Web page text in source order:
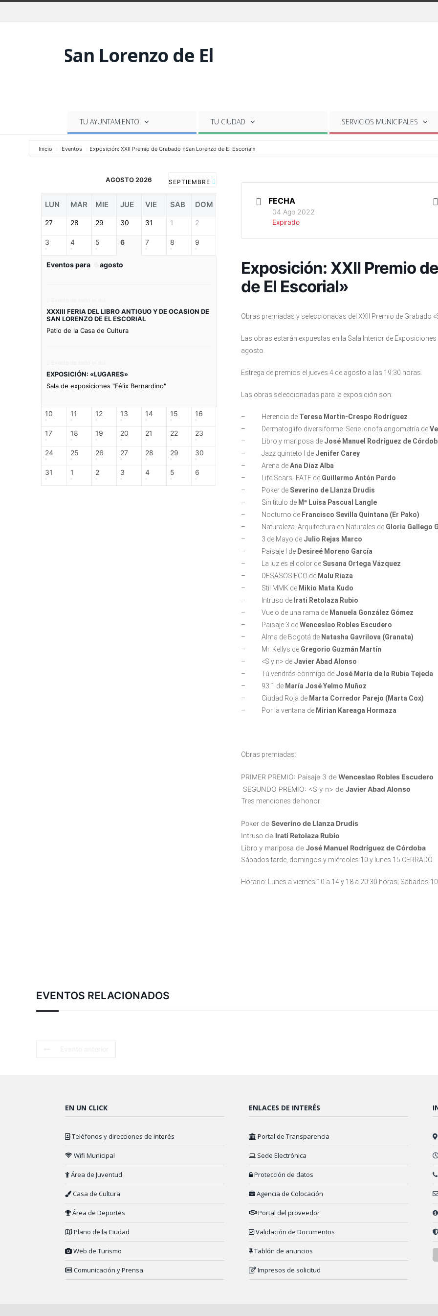
TU AYUNTAMIENTO TU CIUDAD SERVICIOS MUNICIPALES
Inicio Eventos Exposición: XXII Premio de Grabado «San Lorenzo de El Escorial»
AGOSTO 2026 SEPTIEMBRE
LUN MAR MIE JUE VIE SAB DOM
27 28 29 30 31 1 2
3 4 5 6 7 8 9
Eventos para agosto
XXXIII FERIA DEL LIBRO ANTIGUO Y DE OCASION DE
SAN LORENZO DE EL ESCORIAL
Patio de la Casa de Cultura
EXPOSICIÓN: «LUGARES»
Sala de exposiciones "Félix Bernardino"
10 11 12 13 14 15 16
17 18 19 20 21 22 23
24 25 26 27 28 29 30
31 1 2 3 4 5 6
FECHA
04 Ago 2022
Expirado
Exposición: XXII Premio
de El Escorial»
Obras premiadas y seleccionadas del XXII Premio de Grabado
Las obras estarán expuestas en la Sala Interior de
agosto.
Estrega de premios el jueves 4 de agosto a las 19:30 horas.
Las obras seleccionadas para la exposición son:
– Herencia de Teresa Martin-Crespo Rodríguez
– Dermatoglifo diversiforme. Serie Icnofalangometría de
– Libro y mariposa de José Manuel Rodríguez de
– Jazz quinteto I de Jenifer Carey
– Arena deAna Díaz Alba
– Life Scars- FATE de Guillermo Antón Pardo
– Poker de Severino de Llanza Drudis
– Sin título de Mª Luisa Pascual Langle
– Nocturno de Francisco Sevilla Quintana (Er Pako)
– Naturaleza. Arquitectura en Naturales de Gloria Gallego
– 3 de Mayo de Julio Rejas Marco
– Paisaje I de Desireé Moreno García
– La luz es el color de Susana Ortega Vázquez
– DESASOSIEGO de Malu Riaza
– Stil MMK de Mikio Mata Kudo
– Intruso de Irati Retolaza Rubio
– Vuelo de una rama de Manuela González Gómez
– Paisaje 3 deWenceslao Robles Escudero
– Alma de Bogotá de Natasha Gavrilova (Granata)
– Mr. Kellys deGregorio Guzmán Martín
– <S y n> de Javier Abad Alonso
– Tú vendrás conmigo de José María de la Rubia Tejeda
– 93.1 de María José Yelmo Muñoz
– Ciudad Roja de Marta Corredor Parejo (Marta Cox)
– Por la ventana de Mirian Kareaga Hormaza
Obras premiadas:
PRIMER PREMIO: Paisaje 3 deWenceslao Robles Escudero
SEGUNDO PREMIO: <S y n> de Javier Abad Alonso
Tres menciones de honor:
Poker de Severino de Llanza Drudis
Intruso de Irati Retolaza Rubio
Libro y mariposa de José Manuel Rodríguez de Córdoba
Sábados tarde, domingos y miércoles 10 y lunes 15 CERRADO.
Horario: Lunes a viernes 10 a 14 y 18 a 20:30 horas; Sábados
EVENTOS RELACIONADOS
EN UN CLICK
Teléfonos y direcciones de interés
Wifi Municipal
Área de Juventud
Casa de Cultura
Área de Deportes
Plano de la Ciudad
Web de Turismo
Comunicación y Prensa
ENLACES DE INTERÉS
Portal de Transparencia
Sede Electrónica
Protección de datos
Agencia de Colocación
Portal del proveedor
Validación de Documentos
Tablón de anuncios
Impresos de solicitud